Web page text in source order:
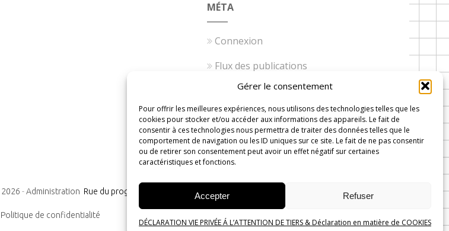
Gérer le consentement
Pour offrir les meilleures expériences, nous utilisons des technologies telles que les
cookies pour stocker et/ou accéder aux informations des appareils. Le fait de
consentir à ces technologies nous permettra de traiter des données telles que le
comportement de navigation ou les ID uniques sur ce site. Le fait de ne pas consentir
ou de retirer son consentement peut avoir un effet négatif sur certaines
caractéristiques et fonctions.
Accepter Refuser
DÉCLARATION VIE PRIVÉE Á L’ATTENTION DE TIERS & Déclaration en matière de COOKIES
MÉTA
Connexion
Flux des publications
Flux des commentaires
Site de WordPress-FR
2026 -Administration Rue du progrès n°7, 1300 Wavre
Politique de confidentialité